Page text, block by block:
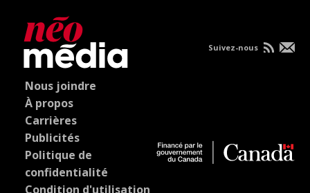
Nous joindre
À propos
Carrières
Publicités
Politique de
confidentialité
Condition d'utilisation
Suivez-nous